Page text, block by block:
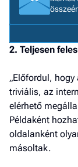
2. Teljesen
„Előfordul,
triviális, az
elérhető
Példaként
oldalanként
másoltak.